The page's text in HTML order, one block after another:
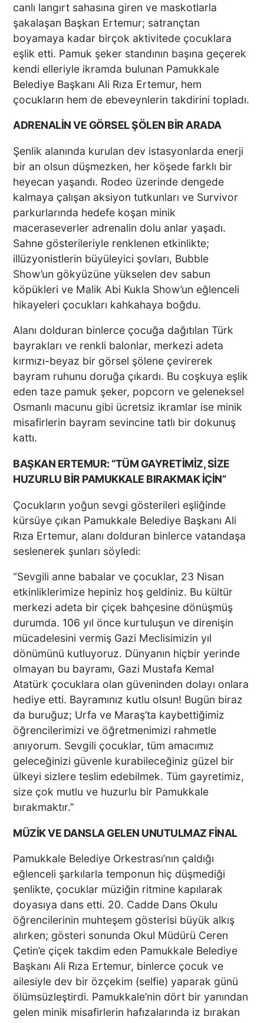
canlı langırt sahasına giren ve maskotlarla
şakalaşan Başkan Ertemur; satrançtan
boyamaya kadar birçok aktivitede çocuklara
eşlik etti. Pamuk şeker standının başına geçerek
kendi elleriyle ikramda bulunan Pamukkale
Belediye Başkanı Ali Rıza Ertemur, hem
çocukların hem de ebeveynlerin takdirini topladı.
ADRENALİN VE GÖRSEL ŞÖLEN BİR ARADA
Şenlik alanında kurulan dev istasyonlarda enerji
bir an olsun düşmezken, her köşede farklı bir
heyecan yaşandı. Rodeo üzerinde dengede
kalmaya çalışan aksiyon tutkunları ve Survivor
parkurlarında hedefe koşan minik
maceraseverler adrenalin dolu anlar yaşadı.
Sahne gösterileriyle renklenen etkinlikte;
illüzyonistlerin büyüleyici şovları, Bubble
Show’un gökyüzüne yükselen dev sabun
köpükleri ve Malik Abi Kukla Show’un eğlenceli
hikayeleri çocukları kahkahaya boğdu.
Alanı dolduran binlerce çocuğa dağıtılan Türk
bayrakları ve renkli balonlar, merkezi adeta
kırmızı-beyaz bir görsel şölene çevirerek
bayram ruhunu doruğa çıkardı. Bu coşkuya eşlik
eden taze pamuk şeker, popcorn ve geleneksel
Osmanlı macunu gibi ücretsiz ikramlar ise minik
misafirlerin bayram sevincine tatlı bir dokunuş
kattı.
BAŞKAN ERTEMUR: “TÜM GAYRETİMİZ, SİZE
HUZURLU BİR PAMUKKALE BIRAKMAK İÇİN”
Çocukların yoğun sevgi gösterileri eşliğinde
kürsüye çıkan Pamukkale Belediye Başkanı Ali
Rıza Ertemur, alanı dolduran binlerce vatandaşa
seslenerek şunları söyledi:
“Sevgili anne babalar ve çocuklar, 23 Nisan
etkinliklerimize hepiniz hoş geldiniz. Bu kültür
merkezi adeta bir çiçek bahçesine dönüşmüş
durumda. 106 yıl önce kurtuluşun ve direnişin
mücadelesini vermiş Gazi Meclisimizin yıl
dönümünü kutluyoruz. Dünyanın hiçbir yerinde
olmayan bu bayramı, Gazi Mustafa Kemal
Atatürk çocuklara olan güveninden dolayı onlara
hediye etti. Bayramınız kutlu olsun! Bugün biraz
da buruğuz; Urfa ve Maraş’ta kaybettiğimiz
öğrencilerimizi ve öğretmenimizi rahmetle
anıyorum. Sevgili çocuklar, tüm amacımız
geleceğinizi güvenle kurabileceğiniz güzel bir
ülkeyi sizlere teslim edebilmek. Tüm gayretimiz,
size çok mutlu ve huzurlu bir Pamukkale
bırakmaktır.”
MÜZİK VE DANSLA GELEN UNUTULMAZ FİNAL
Pamukkale Belediye Orkestrası’nın çaldığı
eğlenceli şarkılarla temponun hiç düşmediği
şenlikte, çocuklar müziğin ritmine kapılarak
doyasıya dans etti. 20. Cadde Dans Okulu
öğrencilerinin muhteşem gösterisi büyük alkış
alırken; gösteri sonunda Okul Müdürü Ceren
Çetin’e çiçek takdim eden Pamukkale Belediye
Başkanı Ali Rıza Ertemur, binlerce çocuk ve
ailesiyle dev bir özçekim (selfie) yaparak günü
ölümsüzleştirdi. Pamukkale’nin dört bir yanından
gelen minik misafirlerin hafızalarında iz bırakan